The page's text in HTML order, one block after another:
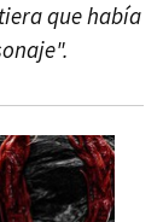
que había